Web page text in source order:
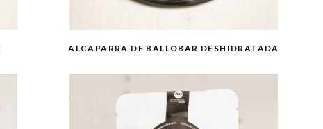
ALCAPARRA DE BALLOBAR DESHIDRATADA